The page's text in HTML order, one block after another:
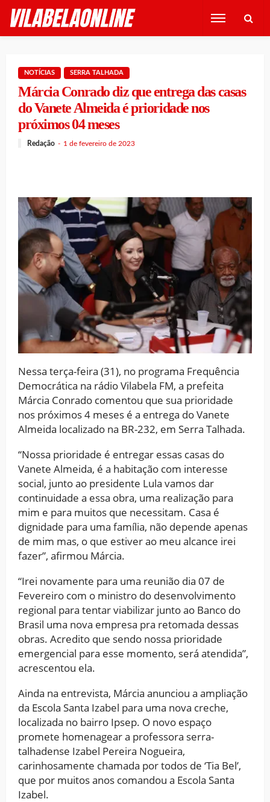
NOTÍCIAS SERRA TALHADA
Márcia Conrado diz que entrega das casas
do Vanete Almeida é prioridade nos
próximos 04 meses
Redação 1 de fevereiro de 2023
Nessa terça-feira (31), no programa Frequência
Democrática na rádio Vilabela FM, a prefeita
Márcia Conrado comentou que sua prioridade
nos próximos 4 meses é a entrega do Vanete
Almeida localizado na BR-232, em Serra Talhada.
“Nossa prioridade é entregar essas casas do
Vanete Almeida, é a habitação com interesse
social, junto ao presidente Lula vamos dar
continuidade a essa obra, uma realização para
mim e para muitos que necessitam. Casa é
dignidade para uma família, não depende apenas
de mim mas, o que estiver ao meu alcance irei
fazer”, afirmou Márcia.
“Irei novamente para uma reunião dia 07 de
Fevereiro com o ministro do desenvolvimento
regional para tentar viabilizar junto ao Banco do
Brasil uma nova empresa pra retomada dessas
obras. Acredito que sendo nossa prioridade
emergencial para esse momento, será atendida”,
acrescentou ela.
Ainda na entrevista, Márcia anunciou a ampliação
da Escola Santa Izabel para uma nova creche,
localizada no bairro Ipsep. O novo espaço
promete homenagear a professora serra-
talhadense Izabel Pereira Nogueira,
carinhosamente chamada por todos de ‘Tia Bel’,
que por muitos anos comandou a Escola Santa
Izabel.